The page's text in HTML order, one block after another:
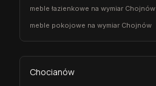
meble łazienkowe na wymiar Chojnów
meble pokojowe na wymiar Chojnów
Chocianów